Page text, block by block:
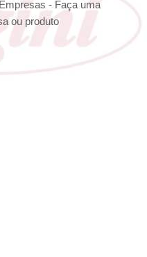
- Faça uma
ou produto